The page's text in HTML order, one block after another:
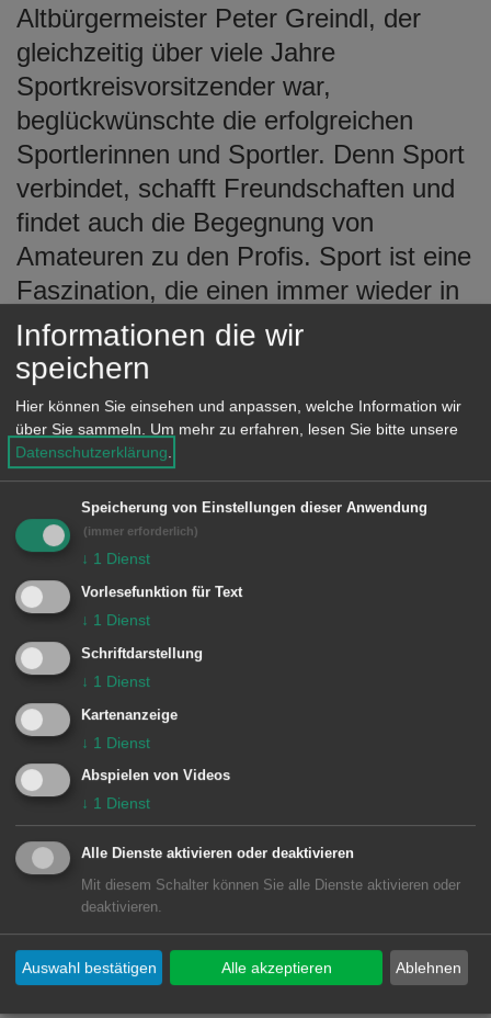
Altbürgermeister Peter Greindl, der
gleichzeitig über viele Jahre
Sportkreisvorsitzender war,
beglückwünschte die erfolgreichen
Sportlerinnen und Sportler. Denn Sport
verbindet, schafft Freundschaften und
findet auch die Begegnung von
Amateuren zu den Profis. Sport ist eine
Faszination, die einen immer wieder in
einen besonderen Bann zieht.
Die Sportlerinnen und Sportler erhielten
aus der Hand von Ortsvorsteherin
ein persönliches Geschenk.
Sportlerin und Sportler des Jahres
2016: Alicia Maier und Florian Bopp
Die Anwesenden an der Unterkochener
Sportlerehrung wählten zur
Sportlerin des Jahres 2016
Alicia Maier.
Informationen die wir
speichern
Hier können Sie einsehen und anpassen, welche Information wir
über Sie sammeln. Um mehr zu erfahren, lesen Sie bitte unsere
Datenschutzerklärung.
Speicherung von Einstellungen dieser Anwendung
(immer erforderlich)
↓ 1 Dienst
Vorlesefunktion für Text
↓ 1 Dienst
Schriftdarstellung
↓ 1 Dienst
Kartenanzeige
↓ 1 Dienst
Abspielen von Videos
↓ 1 Dienst
Alle Dienste aktivieren oder deaktivieren
Mit diesem Schalter können Sie alle Dienste aktivieren oder
deaktivieren.
Ablehnen
Auswahl bestätigen Alle akzeptieren